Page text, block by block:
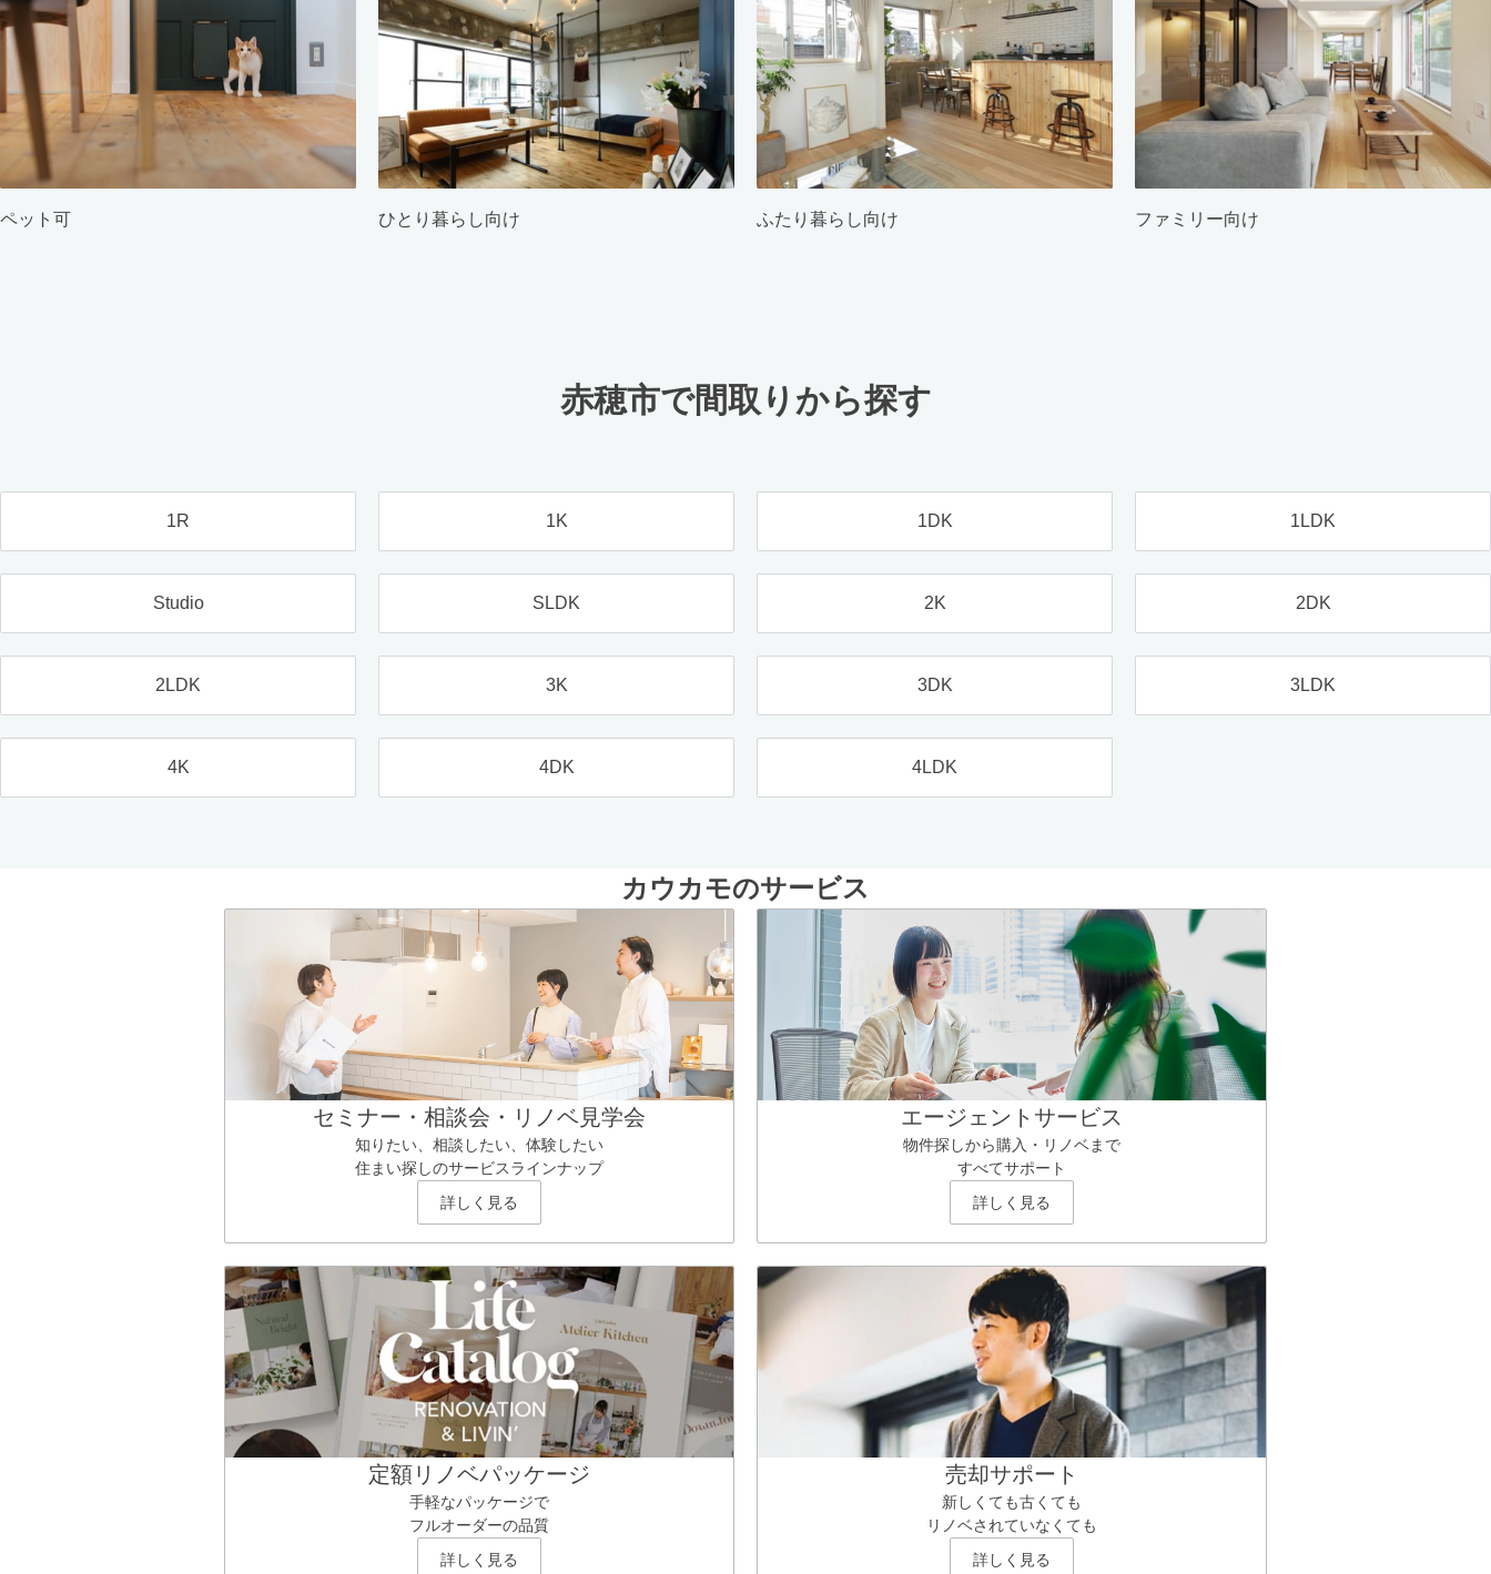
ペット可 ひとり暮らし向け ふたり暮らし向け ファミリー向け
赤穂市で間取りから探す
1R 1K 1DK 1LDK
Studio SLDK 2K 2DK
2LDK 3K 3DK 3LDK
4K 4DK 4LDK
カウカモのサービス
セミナー・相談会・リノベ見学会
知りたい、相談したい、体験したい
住まい探しのサービスラインナップ
詳しく見る
エージェントサービス
物件探しから購入・リノベまで
すべてサポート
詳しく見る
定額リノベパッケージ
手軽なパッケージで
フルオーダーの品質
詳しく見る
売却サポート
新しくても古くても
リノベされていなくても
詳しく見る